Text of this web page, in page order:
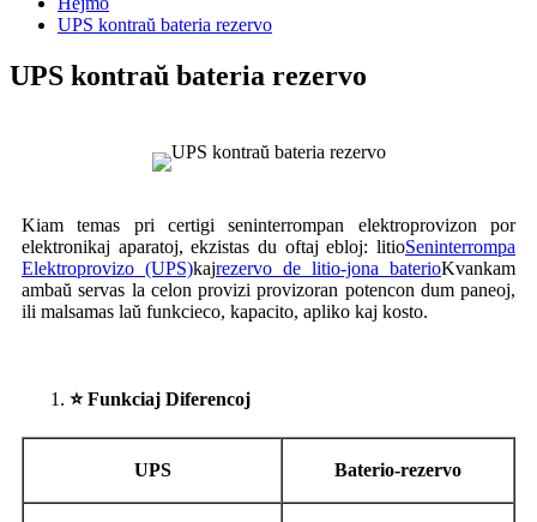
UPS kontraŭ bateria rezervo
UPS kontraŭ bateria rezervo
Kiam temas pri certigi seninterrompan elektroprovizon por
elektronikaj aparatoj, ekzistas du oftaj ebloj: litioSeninterrompa
Elektroprovizo (UPS)kajrezervo de litio-jona baterioKvankam
ambaŭ servas la celon provizi provizoran potencon dum paneoj,
ili malsamas laŭ funkcieco, kapacito, apliko kaj kosto.
⭐ Funkciaj Diferencoj
UPS Baterio-rezervo